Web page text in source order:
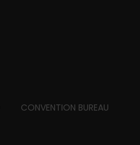
CONVENTION BUREAU